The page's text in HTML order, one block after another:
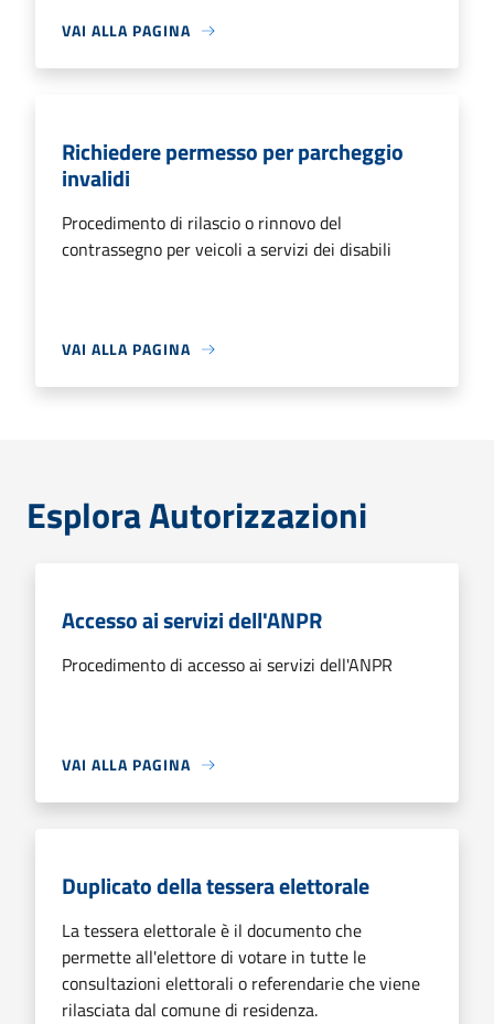
VAI ALLA PAGINA
Richiedere permesso per parcheggio
invalidi
Procedimento di rilascio o rinnovo del
contrassegno per veicoli a servizi dei disabili
VAI ALLA PAGINA
Esplora Autorizzazioni
Accesso ai servizi dell'ANPR
Procedimento di accesso ai servizi dell'ANPR
VAI ALLA PAGINA
Duplicato della tessera elettorale
La tessera elettorale è il documento che
permette all'elettore di votare in tutte le
consultazioni elettorali o referendarie che viene
rilasciata dal comune di residenza.